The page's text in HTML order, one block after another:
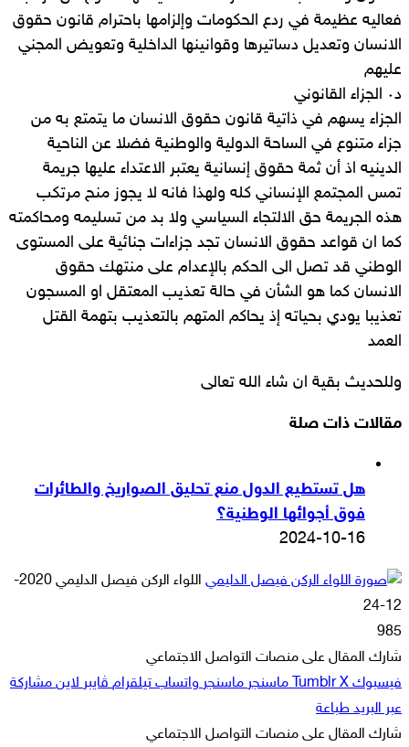
فعاليه عظيمة في ردع الحكومات وإلزامها باحترام قانون حقوق
الانسان وتعديل دساتيرها وقوانينها الداخلية وتعويض المجني
عليهم
د٠ الجزاء القانوني
الجزاء يسهم في ذاتية قانون حقوق الانسان ما يتمتع به من
جزاء متنوع في الساحة الدولية والوطنية فضلا عن الناحية
الدينيه اذ أن ثمة حقوق إنسانية يعتبر الاعتداء عليها جريمة
تمس المجتمع الإنساني كله ولهذا فانه لا يجوز منح مرتكب
هذه الجريمة حق الالتجاء السياسي ولا بد من تسليمه ومحاكمته
كما ان قواعد حقوق الانسان تجد جزاءات جنائية على المستوى
الوطني قد تصل الى الحكم بالإعدام على منتهك حقوق
الانسان كما هو الشأن في حالة تعذيب المعتقل او المسجون
تعذيبا يودي بحياته إذ يحاكم المتهم بالتعذيب بتهمة القتل
العمد
وللحديث بقية ان شاء الله تعالى
مقالات ذات صلة
هل تستطيع الدول منع تحليق الصواريخ والطائرات
فوق أجوائها الوطنية؟
2024-10-16
اللواء الركن فيصل الدليمي أرسل 2020-
12-24
985
شارك المقال على منصات التواصل الاجتماعي
فيسبوك ‫X ماسنجر ماسنجر واتساب تيلقرام ڤايبر لاين مشاركة
عبر البريد طباعة
شارك المقال على منصات التواصل الاجتماعي